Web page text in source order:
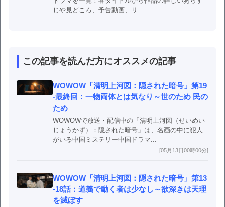
じや見どころ、予告動画、リ...
この記事を読んだ方にオススメの記事
WOWOW「清明上河図：隠された暗号」第19
-最終回：一物両体とは気なり～世のため 民の
ため
WOWOWで放送・配信中の「清明上河図（せいめい
じょうかず）：隠された暗号」は、名画の中に犯人
がいる中国ミステリー中国ドラマ...
[05月13日00時00分]
WOWOW「清明上河図：隠された暗号」第13
-18話：道義で動く者は少なし～欲深きは天理
を滅ぼす